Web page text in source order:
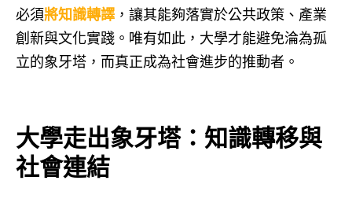
必須將知識轉譯 ，讓其能夠落實於公共政策、產業
創新與文化實踐。唯有如此，大學才能避免淪為孤
立的象牙塔，而真正成為社會進步的推動者。
大學走出象牙塔：知識轉移與
社會連結